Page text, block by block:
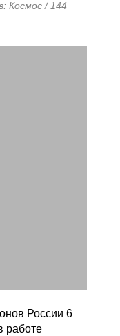
Космос / 144
России 6
работе